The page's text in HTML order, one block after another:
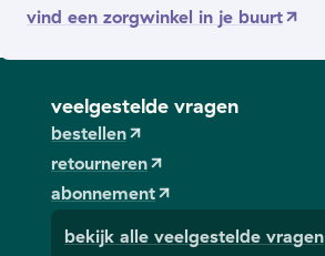
vind een zorgwinkel in je buurt
veelgestelde vragen
bestellen
retourneren
abonnement
bekijk alle veelgestelde vragen